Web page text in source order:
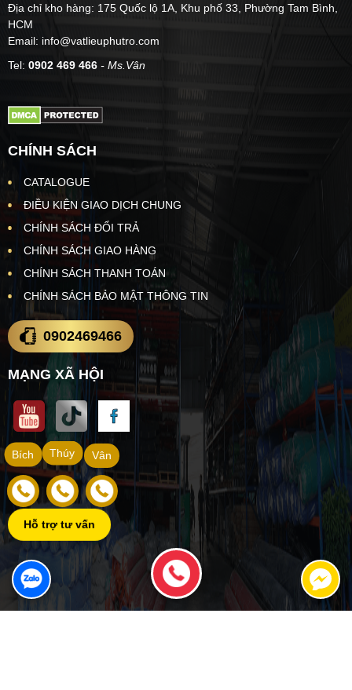
Địa chỉ kho hàng: 175 Quốc lộ 1A, Khu phố 33, Phường Tam Bình,
HCM
Email: info@vatlieuphutro.com
Tel: 0902 469 466 - Ms.Vân
CHÍNH SÁCH
CATALOGUE
ĐIỀU KIỆN GIAO DỊCH CHUNG
CHÍNH SÁCH ĐỔI TRẢ
CHÍNH SÁCH GIAO HÀNG
CHÍNH SÁCH THANH TOÁN
CHÍNH SÁCH BẢO MẬT THÔNG TIN
0902469466
MẠNG XÃ HỘI
Vân
Thúy
Bích
Hỗ trợ tư vấn